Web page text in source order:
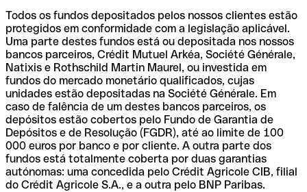
Todos os fundos depositados pelos nossos clientes estão
protegidos em conformidade com a legislação aplicável.
Uma parte destes fundos está ou depositada nos nossos
bancos parceiros, Crédit Mutuel Arkéa, Société Générale,
Natixis e Rothschild Martin Maurel, ou investida em
fundos do mercado monetário qualificados, cujas
unidades estão depositadas na Société Générale. Em
caso de falência de um destes bancos parceiros, os
depósitos estão cobertos pelo Fundo de Garantia de
Depósitos e de Resolução (FGDR), até ao limite de 100
000 euros por banco e por cliente. A outra parte dos
fundos está totalmente coberta por duas garantias
autónomas: uma concedida pelo Crédit Agricole CIB, filial
do Crédit Agricole S.A., e a outra pelo BNP Paribas.